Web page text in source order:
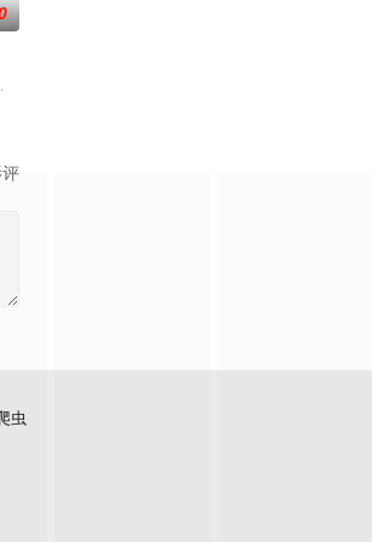
兽”口中夺取火种，烈焰焚
”的小组是特别的存在，但因某些缘由他们面临着
，原本以为自己可以从此吃香喝辣，一跃成为人
，达到某种非凡成就，往往伴随着一种神秘感，让
虫